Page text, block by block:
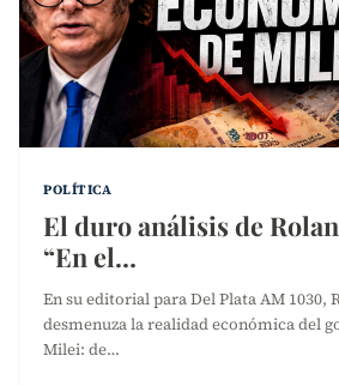
POLÍTICA
El duro análisis de
“En el…
En su editorial para Del Plata AM 1030,
desmenuza la realidad económica del
Milei: de…